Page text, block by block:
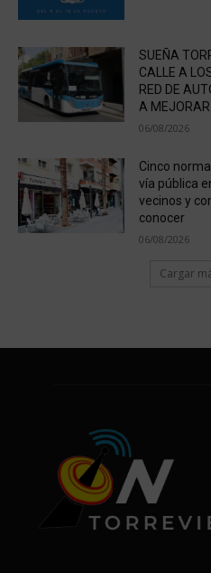
SUEÑA
CALLE A
RED DE
A
06/08/2026
Cinco
vía pública
vecinos y
conocer
06/08/2026
Cargar